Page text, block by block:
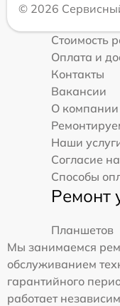
© 2026
Стоимость
Оплата и
Контакты
Вакансии
О компании
Наши
Согласие
Способы
Ремонт
Планшетов
Мы занимаемся
обслуживанием
гарантийного
работает